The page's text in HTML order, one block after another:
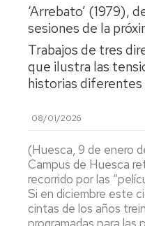
Dónde
estamos
Imágenes
Documentos
to
know
us
‘Arrebato’ (1979),
sesiones de la
Trabajos de tres
que ilustra las
historias diferentes
08/01/2026
(Huesca, 9 de enero
Campus de Huesca
recorrido por las
Si en diciembre este
cintas de los años